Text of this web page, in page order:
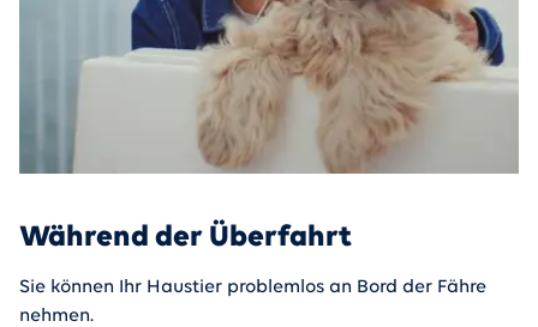
Während der Überfahrt
Sie können Ihr Haustier problemlos an Bord der Fähre
nehmen.